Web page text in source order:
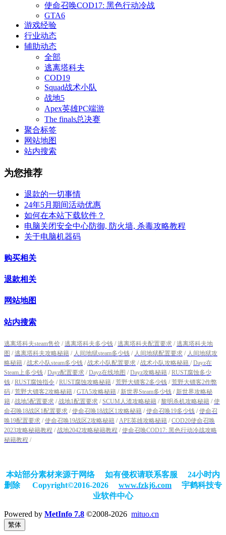
使命召唤COD17: 黑色行动冷战
GTA6
游戏经验
行业动态
辅助动态
全部
逃离塔科夫
COD19
Squad战术小队
战地5
Apex英雄PC端游
The finals总决赛
聚合标签
网站地图
站内搜索
为您推荐
退款的一切事情
24年5月期间活动优惠
如何在本站下载软件？
电脑关闭安全中心防御, 防火墙, 杀毒攻略教程
关于电脑机器码
购买相关
退款相关
网站地图
站内搜索
逃离塔科夫steam售价 / 逃离塔科夫多少钱 / 逃离塔科夫配置要求 / 逃离塔科夫地
图 / 逃离塔科夫攻略秘籍 / 人间地狱steam多少钱 / 人间地狱配置要求 / 人间地狱攻
略秘籍 / 战术小队steam多少钱 / 战术小队配置要求 / 战术小队攻略秘籍 / Dayz在
Steam上多少钱 / Dayz配置要求 / Dayz在线地图 / Dayz攻略秘籍 / RUST腐蚀多少
钱 / RUST腐蚀指令 / RUST腐蚀攻略秘籍 / 荒野大镖客2多少钱 / 荒野大镖客2作弊
码 / 荒野大镖客2攻略秘籍 / GTA5攻略秘籍 / 新世界Steam多少钱 / 新世界攻略秘
籍 / 战地5配置要求 / 战地1配置要求 / SCUM人渣攻略秘籍 / 黎明杀机攻略秘籍 / 使
命召唤18战区1配置要求 / 使命召唤18战区1攻略秘籍 / 使命召唤19多少钱 / 使命召
唤19配置要求 / 使命召唤19战区2攻略秘籍 / APE英雄攻略秘籍 / COD20使命召唤
2023攻略秘籍教程 / 战地2042攻略秘籍教程 / 使命召唤COD17: 黑色行动冷战攻略
秘籍教程 /
本站部分素材来源于网络 如有侵权请联系客服 24小时内
删除
Copyright©2016-2026 www.fzkj6.com 宇鹤科技专
业软件中心
Powered by MetInfo 7.8 ©2008-2026 mituo.cn
繁体